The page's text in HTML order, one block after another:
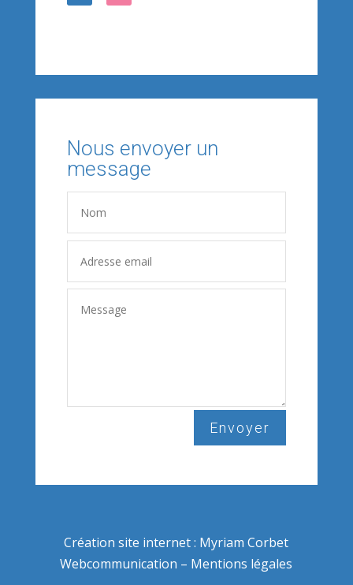
Nous envoyer un
message
Envoyer
Création site internet : Myriam Corbet
Webcommunication – Mentions légales